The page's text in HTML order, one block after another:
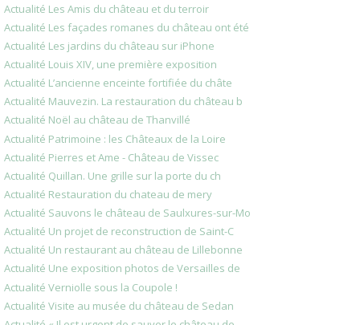
Actualité Les Amis du château et du terroir
Actualité Les façades romanes du château ont été
Actualité Les jardins du château sur iPhone
Actualité Louis XIV, une première exposition
Actualité L’ancienne enceinte fortifiée du châte
Actualité Mauvezin. La restauration du château b
Actualité Noël au château de Thanvillé
Actualité Patrimoine : les Châteaux de la Loire
Actualité Pierres et Ame - Château de Vissec
Actualité Quillan. Une grille sur la porte du ch
Actualité Restauration du chateau de mery
Actualité Sauvons le château de Saulxures-sur-Mo
Actualité Un projet de reconstruction de Saint-C
Actualité Un restaurant au château de Lillebonne
Actualité Une exposition photos de Versailles de
Actualité Verniolle sous la Coupole !
Actualité Visite au musée du château de Sedan